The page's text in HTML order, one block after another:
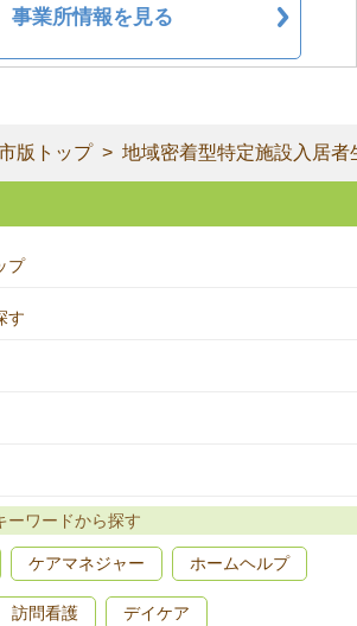
事業所情報を見る
版トップ 地域密着型特定施設入居
プ
す
ーワードから探す
ケアマネジャー ホームヘルプ
訪問看護 デイケア